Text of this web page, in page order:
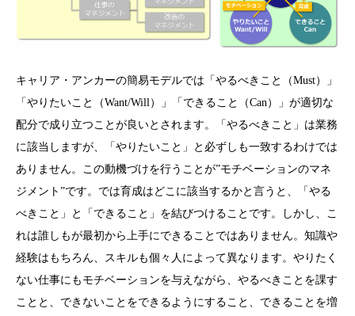
キャリア・アンカーの簡易モデルでは「やるべきこと（Must）」
「やりたいこと（Want/Will）」「できること（Can）」が適切な
配分で成り立つことが良いとされます。「やるべきこと」は業務
に該当しますが、「やりたいこと」と必ずしも一致するわけでは
ありません。この動機づけを行うことが”モチベーションのマネ
ジメント”です。では育成はどこに該当するかと言うと、「やる
べきこと」と「できること」を結びつけることです。しかし、こ
れは誰しもが最初から上手にできることではありません。知識や
経験はもちろん、スキルも個々人によって異なります。やりたく
ない仕事にもモチベーションを与えながら、やるべきことを課す
ことと、できないことをできるようにすること、できることを増